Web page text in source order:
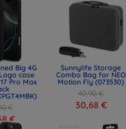
€
Big 4G
case
Pro Max
€
€
Sunnylife Storage
Combo Bag for NEO
Motion Fly (073530)
40,90 €
30,68 €